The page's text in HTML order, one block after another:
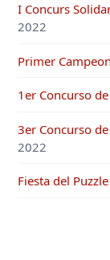
I Concurs
2022
Primer
1er Concurso
3er Concurso
2022
Fiesta del Puzzle